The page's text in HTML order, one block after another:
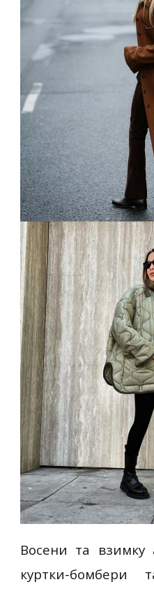
Восени та взимку
куртки-бомбери